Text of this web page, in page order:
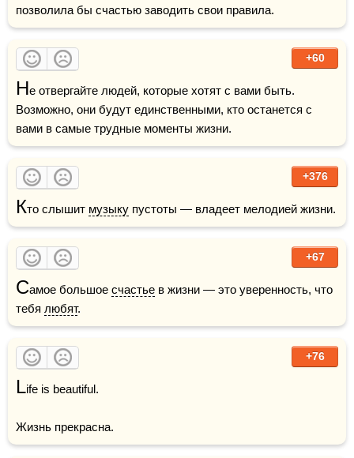
позволила бы счастью заводить свои правила.
+60
Не отвергайте людей, которые хотят с вами быть.
Возможно, они будут единственными, кто останется с
вами в самые трудные моменты жизни.
+376
Кто слышит музыку пустоты — владеет мелодией жизни.
+67
Самое большое счастье в жизни — это уверенность, что
тебя любят.
+76
Life is beautiful.
Жизнь прекрасна.